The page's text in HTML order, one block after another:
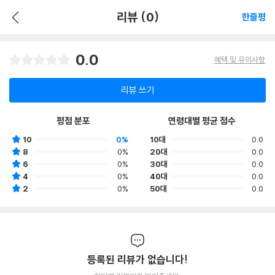
리뷰 (0) 한줄평
0.0 혜택 및 유의사항
리뷰 쓰기
평점 분포
10
0%
8
0%
6
0%
4
0%
2
0%
연령대별 평균 점수
10대
0.0
20대
0.0
30대
0.0
40대
0.0
50대
0.0
등록된 리뷰가 없습니다!